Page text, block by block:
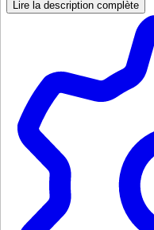
Lire la description complète